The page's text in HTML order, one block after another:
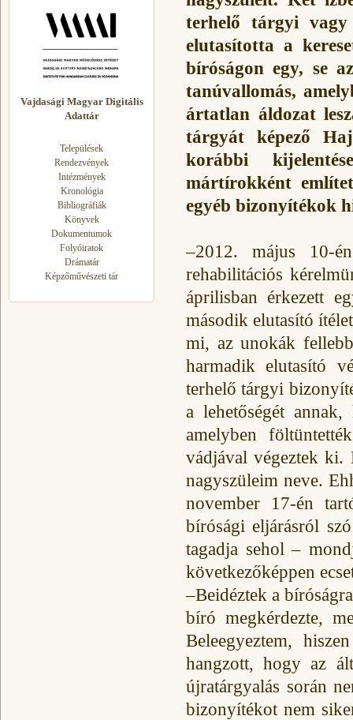
Vajdasági Magyar Digitális
Adattár
Települések
Rendezvények
Intézmények
Kronológia
Bibliográfiák
Könyvek
Dokumentumok
Folyóiratok
Drámatár
Képzőművészeti tár
terhelő tárgyi
elutasította a
bíróságon egy, se
tanúvallomás,
ártatlan áldozat
tárgyát képező
korábbi
mártírokként
egyéb bizonyítékok
–2012. május 10-
rehabilitációs
áprilisban érkezett
második elutasító
mi, az unokák
harmadik elutasító
terhelő tárgyi
a lehetőségét
amelyben
vádjával végeztek ki.
nagyszüleim neve.
november 17-én
bírósági eljárásról
tagadja sehol –
következőképpen
–Beidéztek a
bíró megkérdezte,
Beleegyeztem,
hangzott, hogy az
újratárgyalás során
bizonyítékot nem